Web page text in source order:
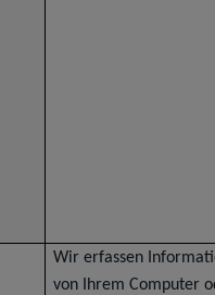
Wir erfassen
von Ihrem Computer